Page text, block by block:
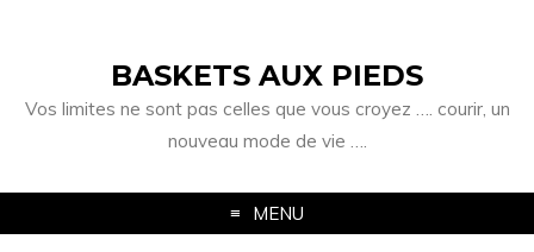
BASKETS AUX PIEDS
Vos limites ne sont pas celles que vous croyez …. courir, un
nouveau mode de vie ….
MENU